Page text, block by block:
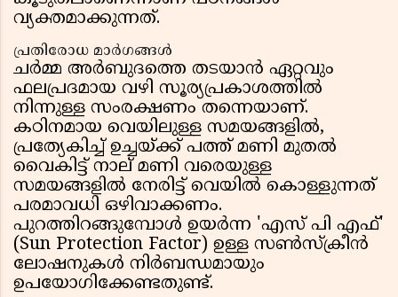
വ്യക്തമാക്കുന്നത്.
പ്രതിരോധ മാർഗങ്ങൾ
ചർമ്മ അർബുദത്തെ തടയാൻ ഏറ്റവും
ഫലപ്രദമായ വഴി സൂര്യപ്രകാശത്തിൽ
നിന്നുള്ള സംരക്ഷണം തന്നെയാണ്.
കഠിനമായ വെയിലുള്ള സമയങ്ങളിൽ,
പ്രത്യേകിച്ച് ഉച്ചയ്ക്ക് പത്ത് മണി മുതൽ
വൈകിട്ട് നാല് മണി വരെയുള്ള
സമയങ്ങളിൽ നേരിട്ട് വെയിൽ കൊള്ളുന്നത്
പരമാവധി ഒഴിവാക്കണം.
പുറത്തിറങ്ങുമ്പോൾ ഉയർന്ന 'എസ് പി എഫ്'
(Sun Protection Factor) ഉള്ള സൺസ്ക്രീൻ
ലോഷനുകൾ നിർബന്ധമായും
ഉപയോഗിക്കേണ്ടതുണ്ട്.